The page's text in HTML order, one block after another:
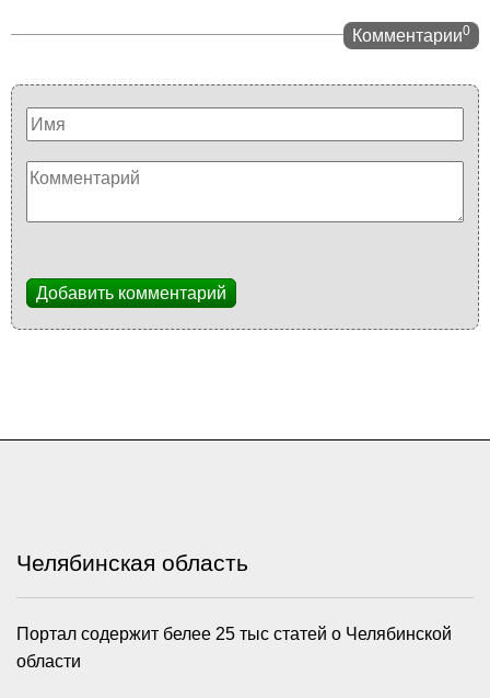
Комментарии0
Добавить комментарий
Челябинская область
Портал содержит белее 25 тыс статей о Челябинской
области